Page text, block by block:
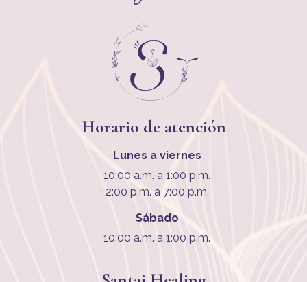
Horario de atención
Lunes a viernes
10:00 a.m. a 1:00 p.m.
2:00 p.m. a 7:00 p.m.
Sábado
10:00 a.m. a 1:00 p.m.